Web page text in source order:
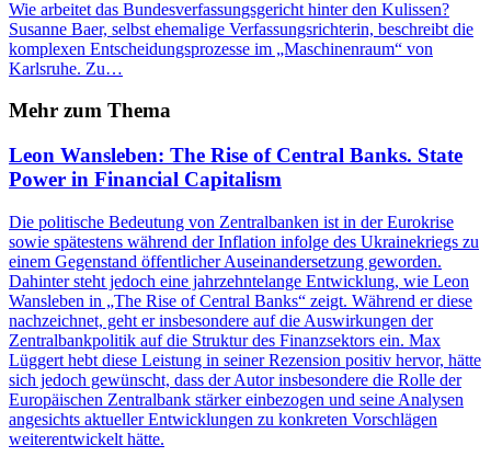
Wie arbeitet das Bundesverfassungsgericht hinter den Kulissen?
Susanne Baer, selbst ehemalige Verfassungsrichterin, beschreibt die
komplexen Entscheidungsprozesse im „Maschinenraum“ von
Karlsruhe. Zu…
Mehr zum Thema
Leon Wansleben: The Rise of Central Banks. State
Power in Financial Capitalism
Die politische Bedeutung von Zentralbanken ist in der Eurokrise
sowie spätestens während der Inflation infolge des Ukrainekriegs zu
einem Gegenstand öffentlicher Auseinandersetzung geworden.
Dahinter steht jedoch eine jahrzehntelange Entwicklung, wie Leon
Wansleben in „The Rise of Central Banks“ zeigt. Während er diese
nachzeichnet, geht er insbesondere auf die Auswirkungen der
Zentralbankpolitik auf die Struktur des Finanzsektors ein. Max
Lüggert hebt diese Leistung in seiner Rezension positiv hervor, hätte
sich jedoch gewünscht, dass der Autor insbesondere die Rolle der
Europäischen Zentralbank stärker einbezogen und seine Analysen
angesichts aktueller Entwicklungen zu konkreten Vorschlägen
weiterentwickelt hätte.